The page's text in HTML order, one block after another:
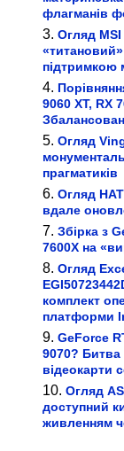
флагманів
Огляд MSI
підтримкою
9060 XT, RX
Огляд
прагматиків
Огляд
вдале
Збірка з
7600X на
Огляд
комплект
платформи
GeForce
9070? Битва
відеокарти
Огляд
доступний
живленням